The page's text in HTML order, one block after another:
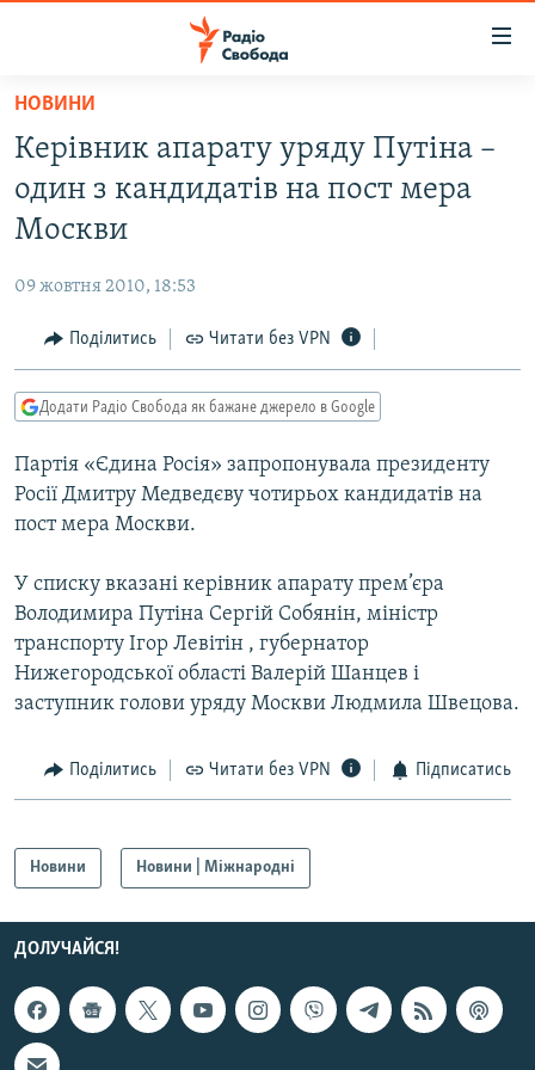
Перейти
основного
матеріалу
Перейти
до
основної
Перейти
до
пошуку
ВСЕ ЗА ДОБУ
СТАТТІ
СУСПІЛЬСТВО
УКРАЇНА
РОСІЙСЬКА «ФІЛЬТРАЦІЯ»
ДОНБАС.РЕАЛІЇ
ТИ ЯК?
СХЕМИ
КИТАЙ.ВИКЛИКИ
ФОТО
СПЕЦПРОЄКТИ
ПОДКАСТИ
РУС
КТАТ
НОВИНИ
Керівник апарату уряду Путіна –
один з кандидатів на пост мера
Москви
09 жовтня 2010, 18:53
Поділитись Читати без VPN
Додати Радіо Свобода як бажане джерело в Google
Партія «Єдина Росія» запропонувала президенту
Росії Дмитру Медведєву чотирьох кандидатів на
пост мера Москви.
У списку вказані керівник апарату прем’єра
Володимира Путіна Сергій Собянін, міністр
транспорту Ігор Левітін , губернатор
Нижегородської області Валерій Шанцев і
заступник голови уряду Москви Людмила Швецова.
Поділитись Читати без VPN Підписатись
Новини Новини | Міжнародні
ДОЛУЧАЙСЯ!